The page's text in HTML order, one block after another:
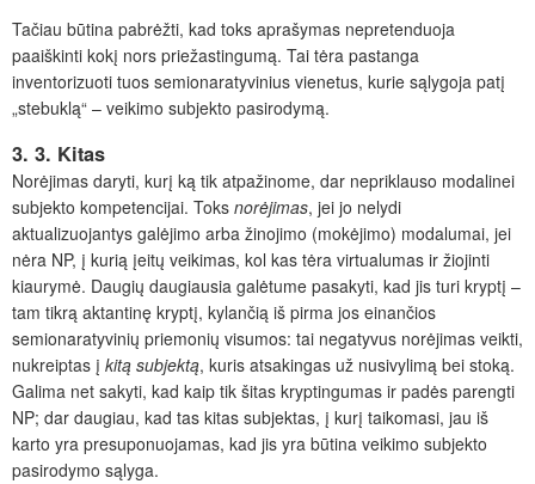
Tačiau būtina pabrėžti, kad toks aprašymas nepretenduoja
paaiškinti kokį nors priežastingumą. Tai tėra pastanga
inventorizuoti tuos semionaratyvinius vienetus, kurie sąlygoja patį
„stebuklą“ – veikimo subjekto pasirodymą.
3. 3. Kitas
Norėjimas daryti, kurį ką tik atpažinome, dar nepriklauso modalinei
subjekto kompetencijai. Toks norėjimas, jei jo nelydi
aktualizuojantys galėjimo arba žinojimo (mokėjimo) modalumai, jei
nėra NP, į kurią įeitų veikimas, kol kas tėra virtualumas ir žiojinti
kiaurymė. Daugių daugiausia galėtume pasakyti, kad jis turi kryptį –
tam tikrą aktantinę kryptį, kylančią iš pirma jos einančios
semionaratyvinių priemonių visumos: tai negatyvus norėjimas veikti,
nukreiptas į kitą subjektą, kuris atsakingas už nusivylimą bei stoką.
Galima net sakyti, kad kaip tik šitas kryptingumas ir padės parengti
NP; dar daugiau, kad tas kitas subjektas, į kurį taikomasi, jau iš
karto yra presuponuojamas, kad jis yra būtina veikimo subjekto
pasirodymo sąlyga.